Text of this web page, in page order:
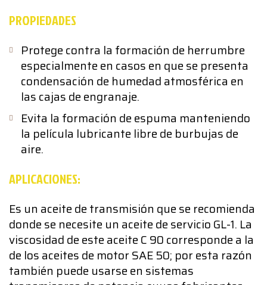
PROPIEDADES
Protege contra la formación de herrumbre
especialmente en casos en que se presenta
condensación de humedad atmosférica en
las cajas de engranaje.
Evita la formación de espuma manteniendo
la película lubricante libre de burbujas de
aire.
APLICACIONES:
Es un aceite de transmisión que se recomienda
donde se necesite un aceite de servicio GL-1. La
viscosidad de este aceite C 90 corresponde a la
de los aceites de motor SAE 50; por esta razón
también puede usarse en sistemas